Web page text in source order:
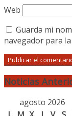
Web
Guarda mi
navegador para
Noticias
agosto 2026